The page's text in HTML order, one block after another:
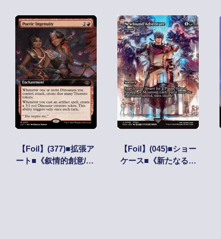
【Foil】(377)■拡張ア
ート■《叙情的創意/Po
【Foil】(045)■ショー
ケース■《新たなる冒